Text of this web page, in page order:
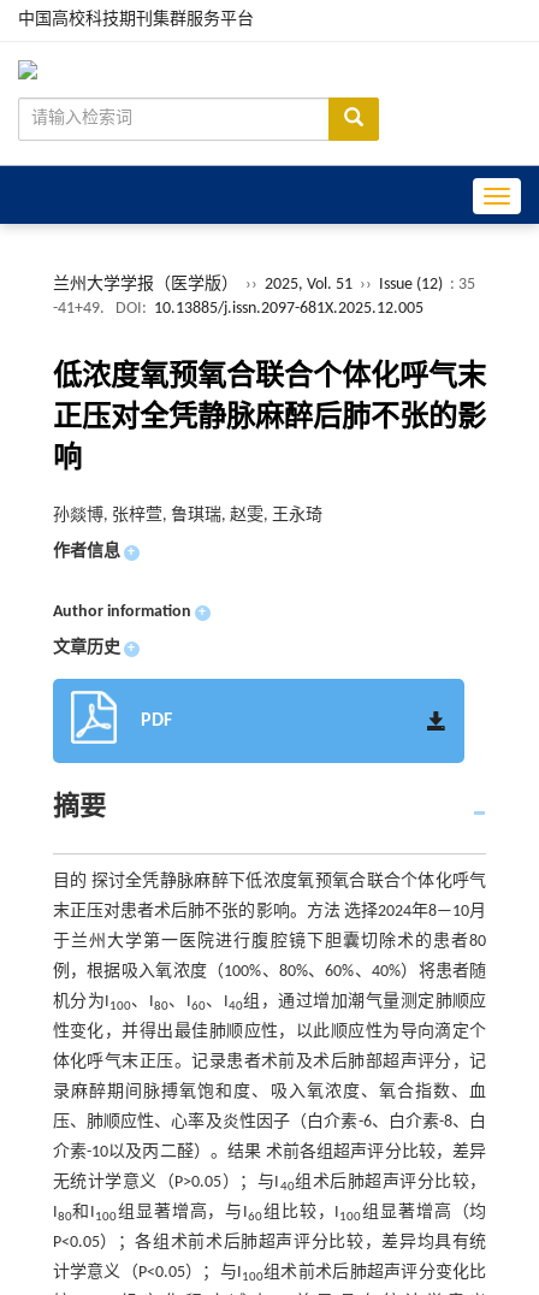
中国高校科技期刊集群服务平台
兰州大学学报（医学版） ›› 2025, Vol. 51 ›› Issue (12) : 35
-41+49.
DOI: 10.13885/j.issn.2097-681X.2025.12.005
低浓度氧预氧合联合个体化呼气末
正压对全凭静脉麻醉后肺不张的影
响
孙燚博, 张梓萱, 鲁琪瑞, 赵雯, 王永琦
作者信息 +
Author information +
文章历史 +
PDF
摘要
目的 探讨全凭静脉麻醉下低浓度氧预氧合联合个体化呼气
末正压对患者术后肺不张的影响。方法 选择2024年8—10月
于兰州大学第一医院进行腹腔镜下胆囊切除术的患者80
例，根据吸入氧浓度（100%、80%、60%、40%）将患者随
机分为I100、I80、I60、I40组，通过增加潮气量测定肺顺应
性变化，并得出最佳肺顺应性，以此顺应性为导向滴定个
体化呼气末正压。记录患者术前及术后肺部超声评分，记
录麻醉期间脉搏氧饱和度、吸入氧浓度、氧合指数、血
压、肺顺应性、心率及炎性因子（白介素-6、白介素-8、白
介素-10以及丙二醛）。结果 术前各组超声评分比较，差异
无统计学意义（P>0.05）；与I40组术后肺超声评分比较，
I80和I100组显著增高，与I60组比较，I100组显著增高（均
P<0.05）；各组术前术后肺超声评分比较，差异均具有统
计学意义（P<0.05）；与I100组术前术后肺超声评分变化比